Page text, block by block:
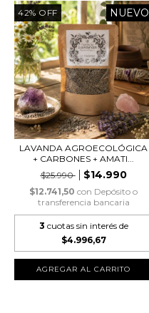
42% OFF NUEVO
LAVANDA AGROECOLÓGICA
+ CARBONES + AMATI...
$25.990
$14.990
$12.741,50 con Depósito o
transferencia bancaria
3 cuotas sin interés de
$4.996,67